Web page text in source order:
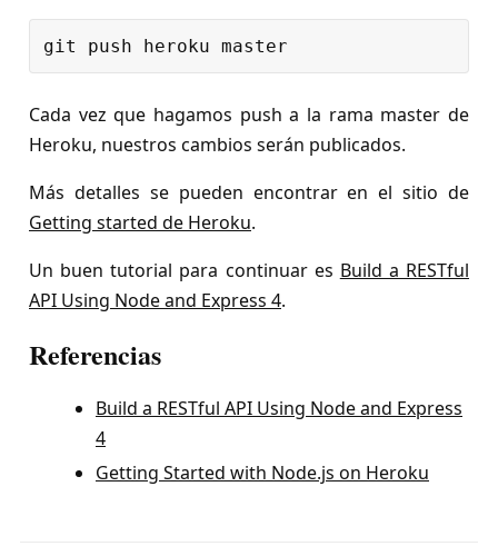
Cada vez que hagamos push a la rama master de
Heroku, nuestros cambios serán publicados.
Más detalles se pueden encontrar en el sitio de
Getting started de Heroku.
Un buen tutorial para continuar es Build a RESTful
API Using Node and Express 4.
Referencias
Build a RESTful API Using Node and Express
4
Getting Started with Node.js on Heroku